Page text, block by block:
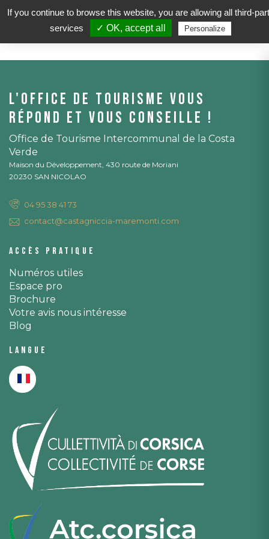
L'office de tourisme vous
répond et vous conseille !
Office de Tourisme Intercommunal de la Costa
Verde
Maison du Développement, 430 route de Moriani
20230 SAN NICOLAO
04 95 38 41 73
contact@castagniccia-maremonti.com
Accès pratique
Numéros utiles
Espace pro
Brochure
Votre avis nous intéresse
Blog
Langue
If you continue to browse this website, you are allowing all third-
services
✓ OK, accept all Personalize